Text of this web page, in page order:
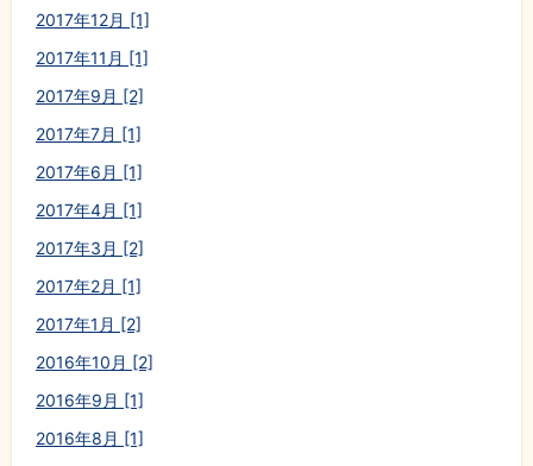
2017年12月 [1]
2017年11月 [1]
2017年9月 [2]
2017年7月 [1]
2017年6月 [1]
2017年4月 [1]
2017年3月 [2]
2017年2月 [1]
2017年1月 [2]
2016年10月 [2]
2016年9月 [1]
2016年8月 [1]